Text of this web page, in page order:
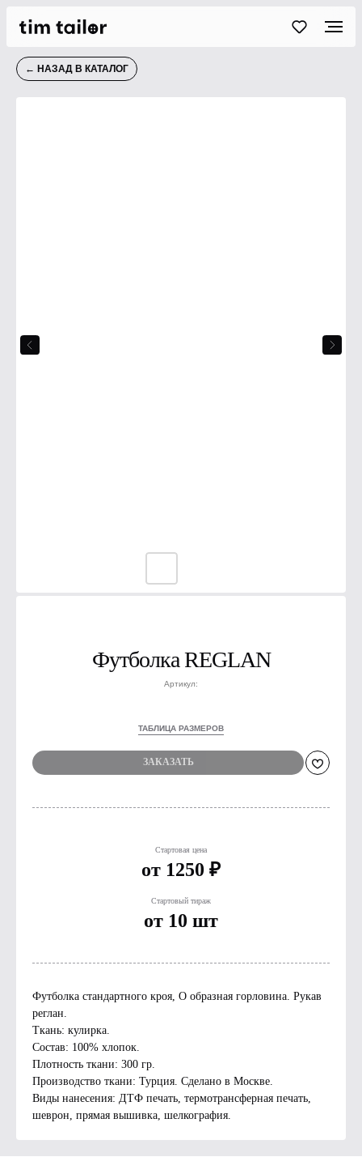
← НАЗАД В КАТАЛОГ
Футболка REGLAN
Артикул:
ТАБЛИЦА РАЗМЕРОВ
ЗАКАЗАТЬ
Стартовая цена
от 1250 ₽
Стартовый тираж
от 10 шт
Футболка стандартного кроя, О образная горловина. Рукав
реглан.
Ткань: кулирка.
Состав: 100% хлопок.
Плотность ткани: 300 гр.
Производство ткани: Турция. Сделано в Москве.
Виды нанесения: ДТФ печать, термотрансферная печать,
шеврон, прямая вышивка, шелкография.